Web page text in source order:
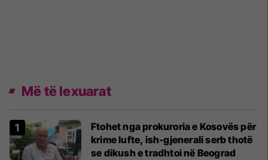
Më të lexuarat
Ftohet nga prokuroria e Kosovës për
krime lufte, ish-gjenerali serb thotë
se dikush e tradhtoi në Beograd